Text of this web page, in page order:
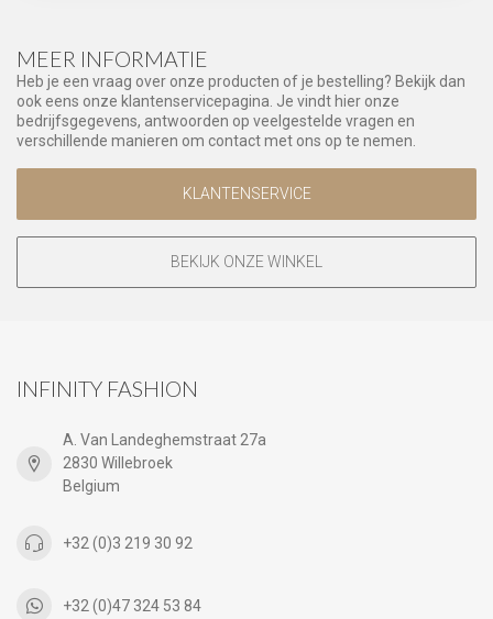
MEER INFORMATIE
Heb je een vraag over onze producten of je bestelling? Bekijk dan
ook eens onze klantenservicepagina. Je vindt hier onze
bedrijfsgegevens, antwoorden op veelgestelde vragen en
verschillende manieren om contact met ons op te nemen.
KLANTENSERVICE
BEKIJK ONZE WINKEL
INFINITY FASHION
A. Van Landeghemstraat 27a
2830 Willebroek
Belgium
+32 (0)3 219 30 92
+32 (0)47 324 53 84